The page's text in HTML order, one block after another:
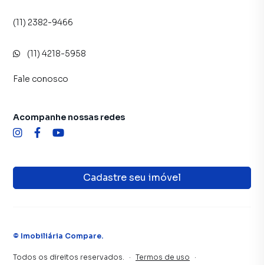
(11) 2382-9466
(11) 4218-5958
Fale conosco
Cadastre seu imóvel
Acompanhe nossas redes
© Imobiliária Compare.
Todos os direitos reservados. · Termos de uso ·